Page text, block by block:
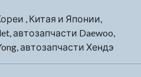
, Китая и Японии,
автозапчасти Daewoo,
автозапчасти Хендэ